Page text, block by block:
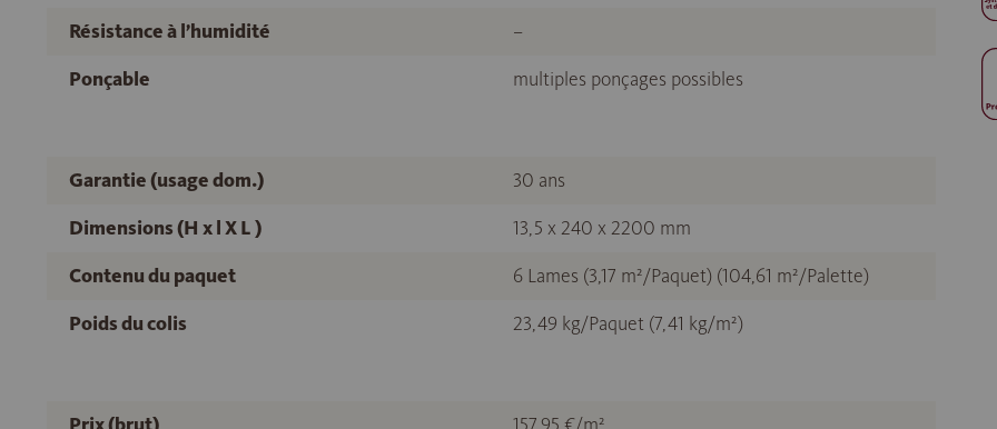
Résistance à l’humidité
–
Ponçable
multiples ponçages possibles
Garantie (usage dom.)
30 ans
Dimensions (H x l X L )
13,5 x 240 x 2200 mm
Contenu du paquet
6 Lames (3,17 m²/Paquet) (104,61 m²/Palette)
Poids du colis
23,49 kg/Paquet (7,41 kg/m²)